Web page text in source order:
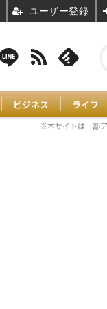
ビジネス ライフ
※本サイトは一部
ユーザー登録